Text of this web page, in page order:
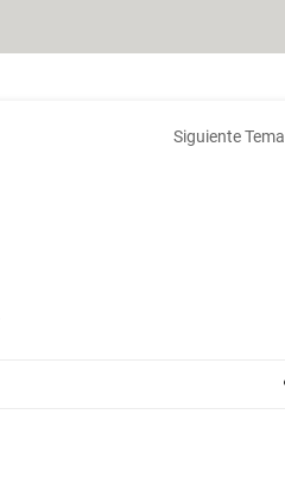
Siguiente Tema